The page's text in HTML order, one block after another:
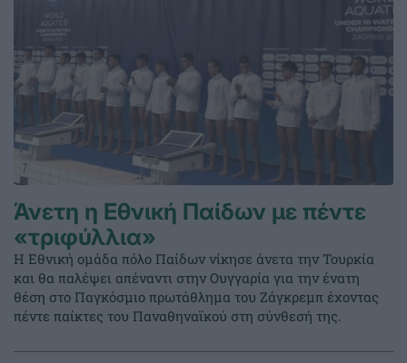
Άνετη η Εθνική Παίδων με πέντε
«τριφύλλια»
Η Εθνική ομάδα πόλο Παίδων νίκησε άνετα την Τουρκία
και θα παλέψει απέναντι στην Ουγγαρία για την ένατη
θέση στο Παγκόσμιο πρωτάθλημα του Ζάγκρεμπ έχοντας
πέντε παίκτες του Παναθηναϊκού στη σύνθεσή της.